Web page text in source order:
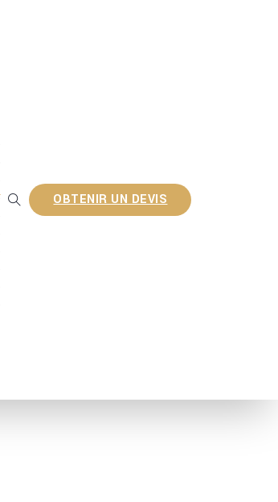
OBTENIR UN DEVIS